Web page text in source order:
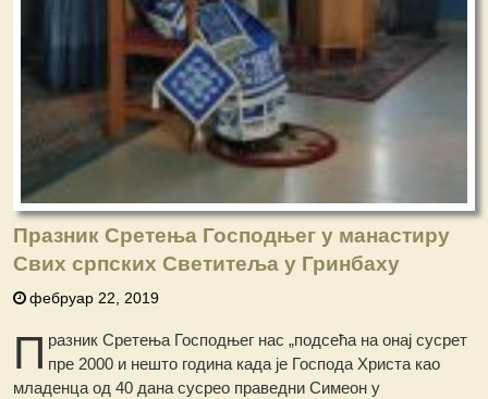
Празник Сретења Господњег у манастиру
Свих српских Светитеља у Гринбаху
фебруар 22, 2019
П разник Сретења Господњег нас „подсећа на онај сусрет
пре 2000 и нешто година када је Господа Христа као
младенца од 40 дана сусрео праведни Симеон у